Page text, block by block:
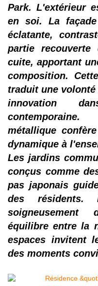
Park. L'extérieur
en soi. La
éclatante,
partie
cuite, apportant
composition.
traduit une
innovation
métallique
dynamique à
Les jardins
conçus comme
pas japonais
des résidents.
équilibre entre la
espaces invitent
des moments